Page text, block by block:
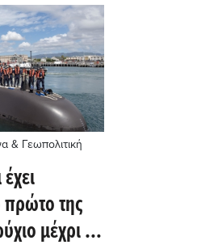
& Γεωπολιτική
της
μέχρι τα